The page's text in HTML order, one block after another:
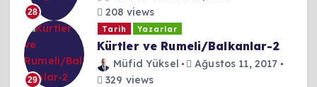
28
208 views
29
Tarih Yazarlar
Kürtler ve Rumeli/Balkanlar-2
Müfid Yüksel
Ağustos 11, 2017
329 views